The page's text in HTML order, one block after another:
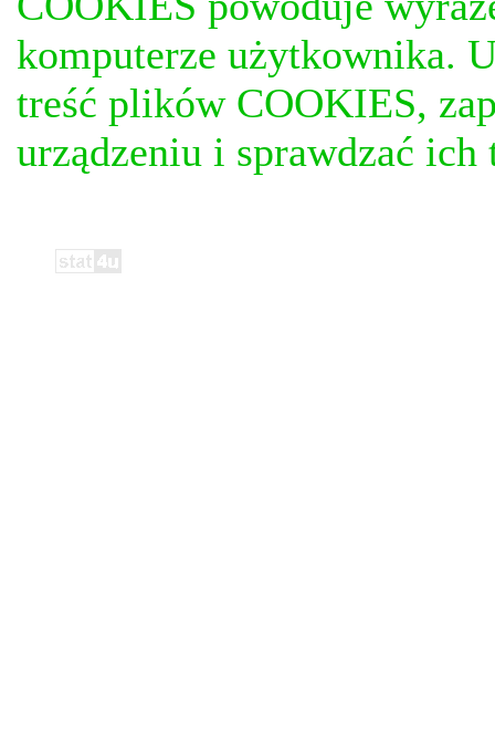
komputerze użytkownika.
treść plików COOKIES,
urządzeniu i sprawdzać ich